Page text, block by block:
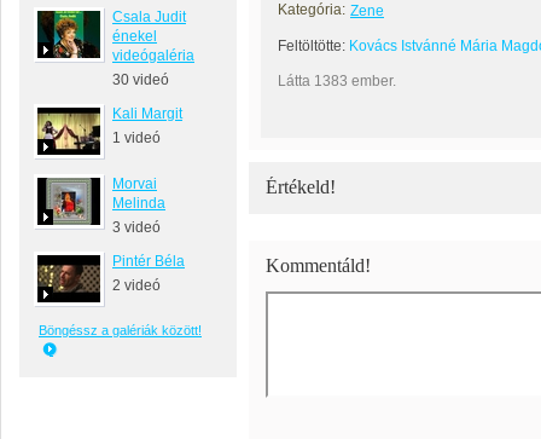
Csala Judit
énekel
videógaléria
30 videó
Kali Margit
1 videó
Morvai
Melinda
3 videó
Pintér Béla
2 videó
Böngéssz a galériák között!
Kategória: Zene
Feltöltötte: Kovács Istvánné Mária
Látta 1383 ember.
Értékeld!
Kommentáld!